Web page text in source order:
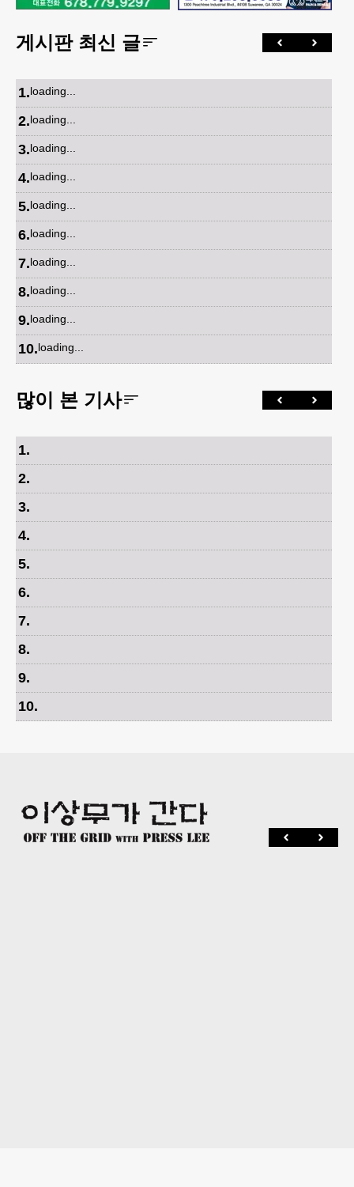
게시판 최신 글
1.loading...
2.loading...
3.loading...
4.loading...
5.loading...
6.loading...
7.loading...
8.loading...
9.loading...
10.loading...
많이 본 기사
1.
2.
3.
4.
5.
6.
7.
8.
9.
10.